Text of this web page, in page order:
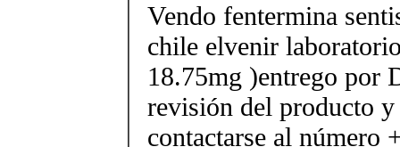
Vendo fentermina
chile elvenir
18.75mg )entrego por
revisión del producto
contactarse al número